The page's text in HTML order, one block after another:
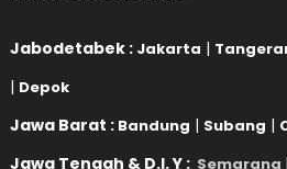
Jabodetabek : Jakarta |
| Depok
Jawa Barat : Bandung | Subang |
Jawa Tengah & D.I. Y : Semarang |